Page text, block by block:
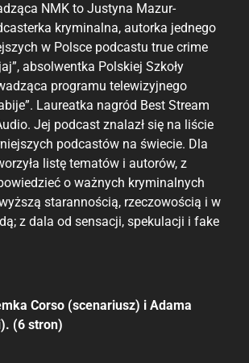
NMK to Justyna Mazur-
kryminalna, autorka jednego
w Polsce podcastu true crime
absolwentka Polskiej Szkoły
programu telewizyjnego
Laureatka nagród Best Stream
Jej podcast znalazł się na liście
podcastów na świecie. Dla
listę tematów i autorów, z
o ważnych kryminalnych
starannością, rzeczowością i w
z dala od sensacji, spekulacji i fake
Corso (scenariusz) i Adama
(6 stron)